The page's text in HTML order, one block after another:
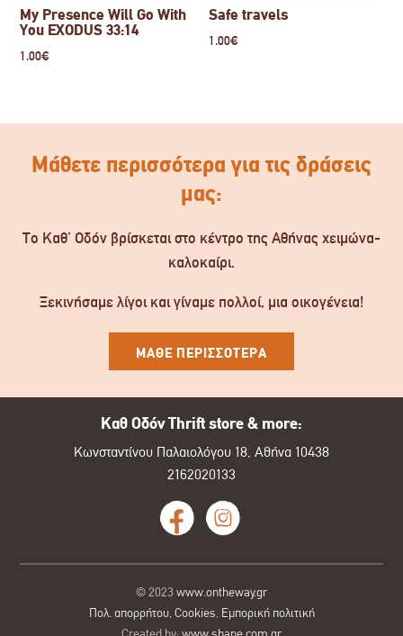
My Presence Will Go With
You EXODUS 33:14
1.00€
Safe travels
1.00€
Μάθετε περισσότερα για τις δράσεις
μας:
Το Καθ’ Οδόν βρίσκεται στο κέντρο της Αθήνας χειμώνα-
καλοκαίρι.
Ξεκινήσαμε λίγοι και γίναμε πολλοί, μια οικογένεια!
ΜΑΘΕ ΠΕΡΙΣΣΟΤΕΡΑ
Καθ Οδόν Thrift store & more:
Κωνσταντίνου Παλαιολόγου 18, Αθήνα 10438
2162020133
© 2023 www.ontheway.gr
Πολ. απορρήτου,Cookies, Εμπορική πολιτική